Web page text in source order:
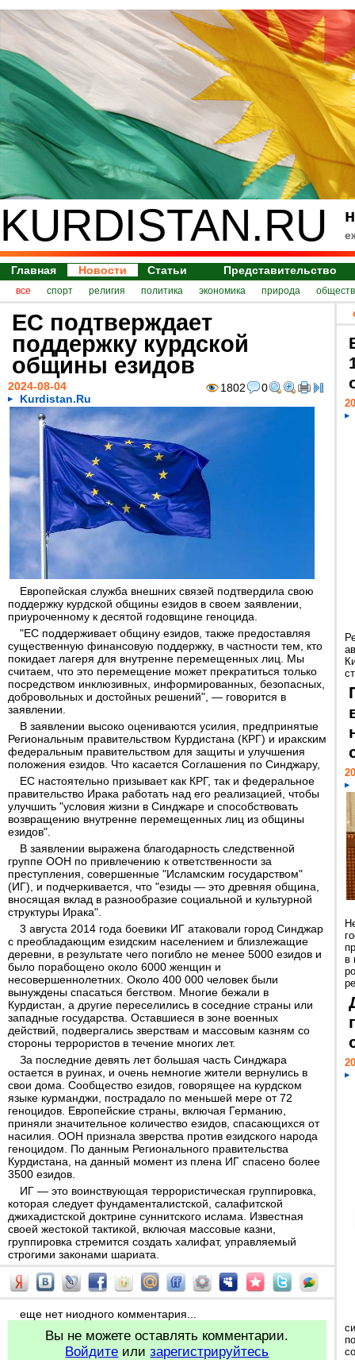
KURDISTAN.RU
Главная Новости Статьи Представительство
все спорт религия политика экономика природа
ЕС подтверждает
поддержку курдской
общины езидов
1802 0
2024-08-04
Kurdistan.Ru
Европейская служба внешних связей подтвердила свою
поддержку курдской общины езидов в своем заявлении,
приуроченному к десятой годовщине геноцида.
"ЕС поддерживает общину езидов, также предоставляя
существенную финансовую поддержку, в частности тем, кто
покидает лагеря для внутренне перемещенных лиц. Мы
считаем, что это перемещение может прекратиться только
посредством инклюзивных, информированных, безопасных,
добровольных и достойных решений", — говорится в
заявлении.
В заявлении высоко оцениваются усилия, предпринятые
Региональным правительством Курдистана (КРГ) и иракским
федеральным правительством для защиты и улучшения
положения езидов. Что касается Соглашения по Синджару,
ЕС настоятельно призывает как КРГ, так и федеральное
правительство Ирака работать над его реализацией, чтобы
улучшить "условия жизни в Синджаре и способствовать
возвращению внутренне перемещенных лиц из общины
езидов".
В заявлении выражена благодарность следственной
группе ООН по привлечению к ответственности за
преступления, совершенные "Исламским государством"
(ИГ), и подчеркивается, что "езиды — это древняя община,
вносящая вклад в разнообразие социальной и культурной
структуры Ирака".
3 августа 2014 года боевики ИГ атаковали город Синджар
с преобладающим езидским населением и близлежащие
деревни, в результате чего погибло не менее 5000 езидов и
было порабощено около 6000 женщин и
несовершеннолетних. Около 400 000 человек были
вынуждены спасаться бегством. Многие бежали в
Курдистан, а другие переселились в соседние страны или
западные государства. Оставшиеся в зоне военных
действий, подвергались зверствам и массовым казням со
стороны террористов в течение многих лет.
За последние девять лет большая часть Синджара
остается в руинах, и очень немногие жители вернулись в
свои дома. Сообщество езидов, говорящее на курдском
языке курманджи, пострадало по меньшей мере от 72
геноцидов. Европейские страны, включая Германию,
приняли значительное количество езидов, спасающихся от
насилия. ООН признала зверства против езидского народа
геноцидом. По данным Регионального правительства
Курдистана, на данный момент из плена ИГ спасено более
3500 езидов.
ИГ — это воинствующая террористическая группировка,
которая следует фундаменталистской, салафитской
джихадистской доктрине суннитского ислама. Известная
своей жестокой тактикой, включая массовые казни,
группировка стремится создать халифат, управляемый
строгими законами шариата.
еще нет ниодного комментария...
Вы не можете оставлять комментарии.
Войдите илизарегистрируйтесь
в